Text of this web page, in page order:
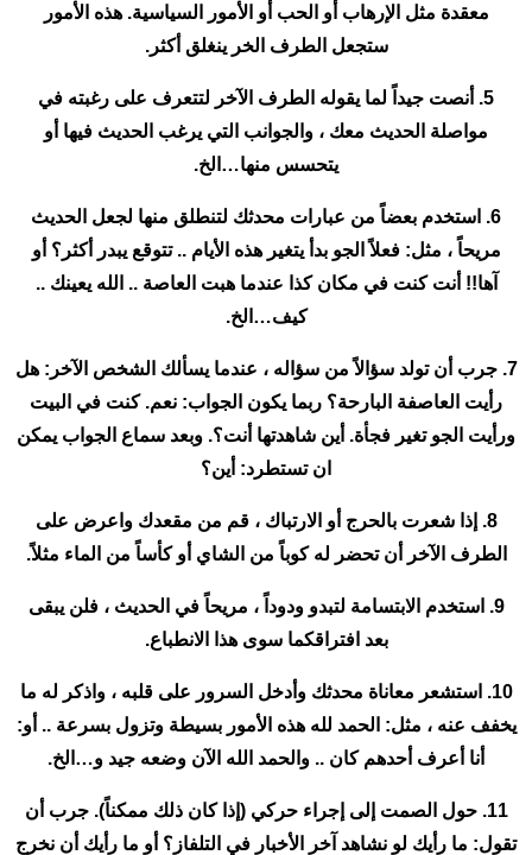
معقدة مثل الإرهاب أو الحب أو الأمور السياسية. هذه الأمور
ستجعل الطرف الخر ينغلق أكثر.
5. أنصت جيداً لما يقوله الطرف الآخر لتتعرف على رغبته في
مواصلة الحديث معك ، والجوانب التي يرغب الحديث فيها أو
يتحسس منها…الخ.
6. استخدم بعضاً من عبارات محدثك لتنطلق منها لجعل الحديث
مريحاً ، مثل: فعلاً الجو بدأ يتغير هذه الأيام .. تتوقع يبدر أكثر؟ أو
آها!! أنت كنت في مكان كذا عندما هبت العاصة .. الله يعينك ..
كيف…الخ.
7. جرب أن تولد سؤالاً من سؤاله ، عندما يسألك الشخص الآخر: هل
رأيت العاصفة البارحة؟ ربما يكون الجواب: نعم. كنت في البيت
ورأيت الجو تغير فجأة. أين شاهدتها أنت؟. وبعد سماع الجواب يمكن
ان تستطرد: أين؟
8. إذا شعرت بالحرج أو الارتباك ، قم من مقعدك واعرض على
الطرف الآخر أن تحضر له كوباً من الشاي أو كأساً من الماء مثلاً.
9. استخدم الابتسامة لتبدو ودوداً ، مريحاً في الحديث ، فلن يبقى
بعد افتراقكما سوى هذا الانطباع.
10. استشعر معاناة محدثك وأدخل السرور على قلبه ، واذكر له ما
يخفف عنه ، مثل: الحمد لله هذه الأمور بسيطة وتزول بسرعة .. أو:
أنا أعرف أحدهم كان .. والحمد الله الآن وضعه جيد و…الخ.
11. حول الصمت إلى إجراء حركي (إذا كان ذلك ممكناً). جرب أن
تقول: ما رأيك لو نشاهد آخر الأخبار في التلفاز؟ أو ما رأيك أن نخرج